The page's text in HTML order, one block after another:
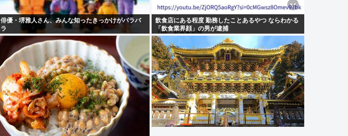
俳優・堺雅人さん、みんな知ったきっかけがバラバ
ラ
飲食店にある程度 勤務したことあるやつ ならわかる
「飲食業界顔」の男が逮捕